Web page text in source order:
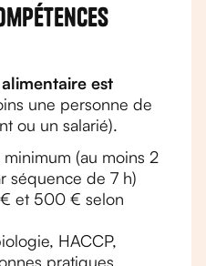
est
une personne de
ou un salarié).
minimum (au moins 2
séquence de 7 h)
et 500 € selon
HACCP,
pratiques